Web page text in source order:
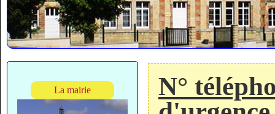
La mairie
N°